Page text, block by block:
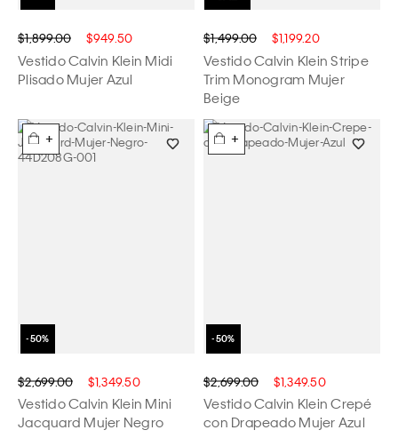
$1,899.00 $949.50
Vestido Calvin Klein Midi
Plisado Mujer Azul
$1,499.00 $1,199.20
Vestido Calvin Klein Stripe
Trim Monogram Mujer
Beige
+
$2,699.00 $1,349.50
Vestido Calvin Klein Mini
Jacquard Mujer Negro
+
$2,699.00 $1,349.50
Vestido Calvin Klein Crepé
con Drapeado Mujer Azul